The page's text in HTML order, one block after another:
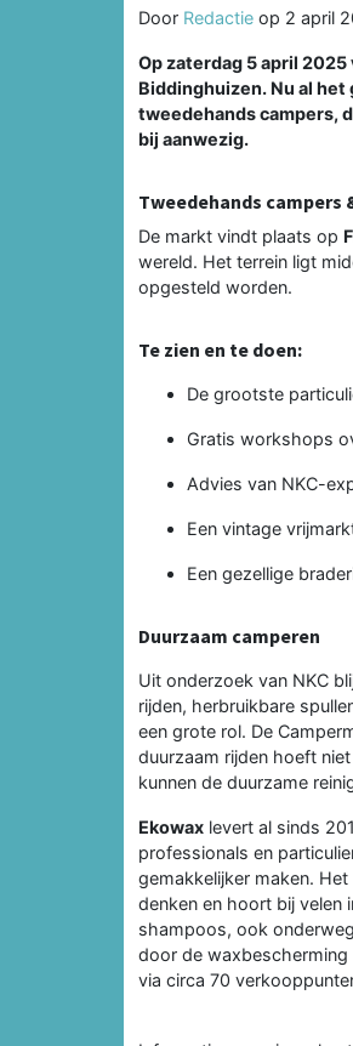
Door Redactie op 2 april
Op zaterdag 5 april
Biddinghuizen. Nu al
tweedehands campers,
bij aanwezig.
Tweedehands campers
De markt vindt plaats op
wereld. Het terrein ligt
opgesteld worden.
Te zien en te doen:
De grootste
Gratis workshops
Advies van NKC-
Een vintage
Een gezellige
Duurzaam camperen
Uit onderzoek van NKC
rijden, herbruikbare
een grote rol. De
duurzaam rijden hoeft
kunnen de duurzame
Ekowax levert al sinds
professionals en
gemakkelijker maken.
denken en hoort bij velen
shampoos, ook
door de waxbescherming
via circa 70